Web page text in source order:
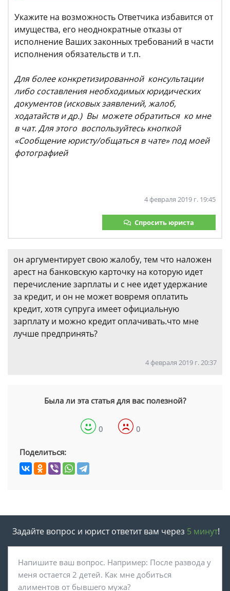
Укажите на возможность Ответчика избавится от
имущества, его неоднократные отказы от
исполнение Ваших законных требований в части
исполнения обязательств и т.п.
Для более конкретизированной консультации
либо составления необходимых юридических
документов (исковых заявлений, жалоб,
ходатайств и др.) Вы можете обратиться ко мне
в чат. Для этого воспользуйтесь кнопкой
«Сообщение юристу/общаться в чате» под моей
фотографией
4 февраля 2019 г. 19:45
Спросить юриста
он аргументирует свою жалобу, тем что наложен
арест на банковскую карточку на которую идет
перечисление зарплаты и с нее идет удержание
за кредит, и он не может вовремя оплатить
кредит, хотя супруга имеет официальную
зарплату и можно кредит оплачивать.что мне
лучше предпринять?
4 февраля 2019 г. 20:37
Была ли эта статья для вас полезной?
0 0
Поделиться:
Задайте вопрос и юрист ответит вам через 5 минут!